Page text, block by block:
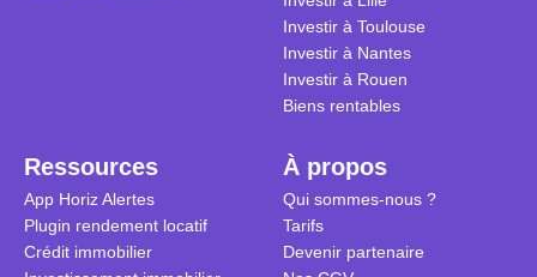
Investir à Toulouse
Investir à Nantes
Investir à Rouen
Biens rentables
Ressources
App Horiz Alertes
Plugin rendement locatif
Crédit immobilier
À propos
Qui sommes-nous ?
Tarifs
Devenir partenaire